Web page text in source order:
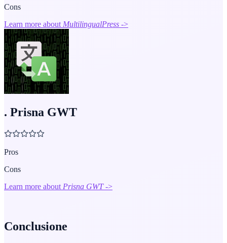
Cons
Learn more about MultilingualPress ->
. Prisna GWT
Pros
Cons
Learn more about Prisna GWT->
Conclusione